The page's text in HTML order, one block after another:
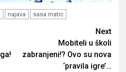
najava sasa matic
Next
Mobiteli u školi
zabranjeni!? Ovo su nova
‘pravila igre’…